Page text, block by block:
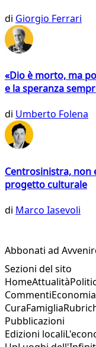
di Giorgio Ferrari
«Dio è morto, ma
e la speranza
di Umberto Folena
Centrosinistra, non
progetto culturale
di Marco Iasevoli
Abbonati ad
Sezioni del sito
HomeAttualità
CommentiEconomia
CuraFamiglia
Pubblicazioni
Edizioni locali